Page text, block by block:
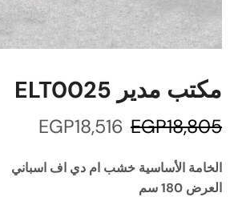
مكتب مدير ELT0025
EGP18,805
EGP18,516
الخامة الأساسية خشب ام دي اف اسباني
العرض 180 سم